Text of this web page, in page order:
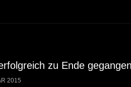
zu Ende gegangen
2015